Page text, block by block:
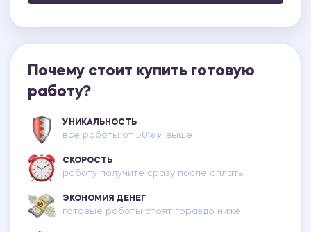
Почему стоит купить готовую
работу?
УНИКАЛЬНОСТЬ
все работы от 50% и выше
СКОРОСТЬ
работу получите сразу после оплаты
ЭКОНОМИЯ ДЕНЕГ
готовые работы стоят гораздо ниже